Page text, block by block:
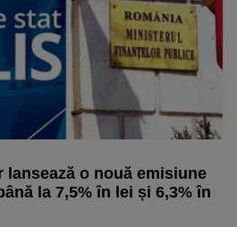
o nouă emisiune
la 7,5% în lei și 6,3% în